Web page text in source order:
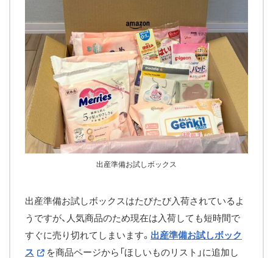
出産準備お試しボックス
出産準備お試しボックスはたびたび入荷されているよ
うですが、人気商品のため現在は入荷しても短時間で
すぐに売り切れてしまいます。 出産準備お試しボック
ス
を商品ページから「ほしいものリスト」に追加し